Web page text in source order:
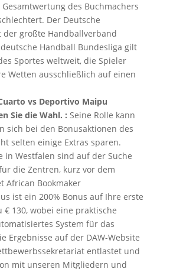
des Buchmachers
Der Deutsche
größte Handballverband
Handball Bundesliga gilt
Sportes weltweit, die Spieler
Wetten ausschließlich auf einen
vs Deportivo Maipu
Sie die Wahl. : Seine Rolle kann
sich bei den Bonusaktionen des
selten einige Extras sparen.
in Westfalen sind auf der Suche
die Zentren, kurz vor dem
African Bookmaker
ist ein 200% Bonus auf Ihre erste
€ 130, wobei eine praktische
System für das
Ergebnisse auf der DAW-Website
entlastet und
mit unseren Mitgliedern und